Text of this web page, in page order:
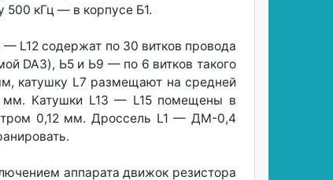
500 кГц — в корпусе Б1.
L12 содержат по 30 витков провода
DA3), Ь5 и Ь9 — по 6 витков такого
катушку L7 размещают на средней
мм. Катушки L13 — L15 помещены в
0,12 мм. Дроссель L1 — ДМ-0,4
аппарата движок резистора